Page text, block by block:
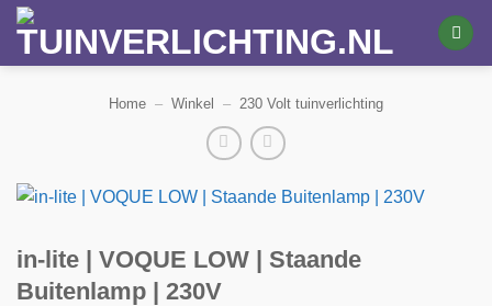
Ga
naar
inhoud
Home – Winkel – 230 Volt tuinverlichting
in-lite | VOQUE LOW | Staande
Buitenlamp | 230V